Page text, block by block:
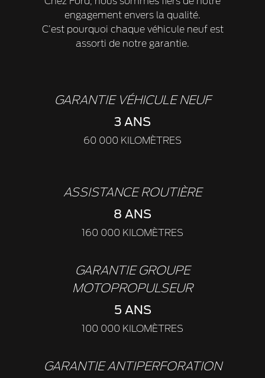
engagement envers la qualité.
C’est pourquoi chaque véhicule neuf est
assorti de notre garantie.
GARANTIE VÉHICULE NEUF
3 ANS
60 000 KILOMÈTRES
ASSISTANCE ROUTIÈRE
8 ANS
160 000 KILOMÈTRES
GARANTIE GROUPE
MOTOPROPULSEUR
5 ANS
100 000 KILOMÈTRES
GARANTIE ANTIPERFORATION